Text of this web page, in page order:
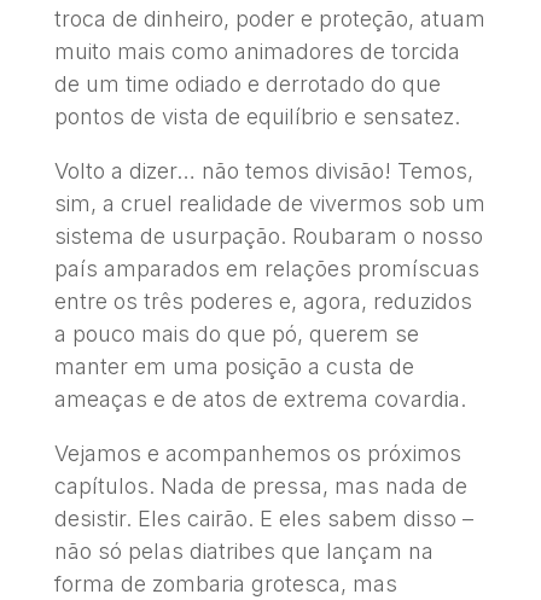
troca de dinheiro, poder e proteção, atuam
muito mais como animadores de torcida
de um time odiado e derrotado do que
pontos de vista de equilíbrio e sensatez.
Volto a dizer… não temos divisão! Temos,
sim, a cruel realidade de vivermos sob um
sistema de usurpação. Roubaram o nosso
país amparados em relações promíscuas
entre os três poderes e, agora, reduzidos
a pouco mais do que pó, querem se
manter em uma posição a custa de
ameaças e de atos de extrema covardia.
Vejamos e acompanhemos os próximos
capítulos. Nada de pressa, mas nada de
desistir. Eles cairão. E eles sabem disso –
não só pelas diatribes que lançam na
forma de zombaria grotesca, mas